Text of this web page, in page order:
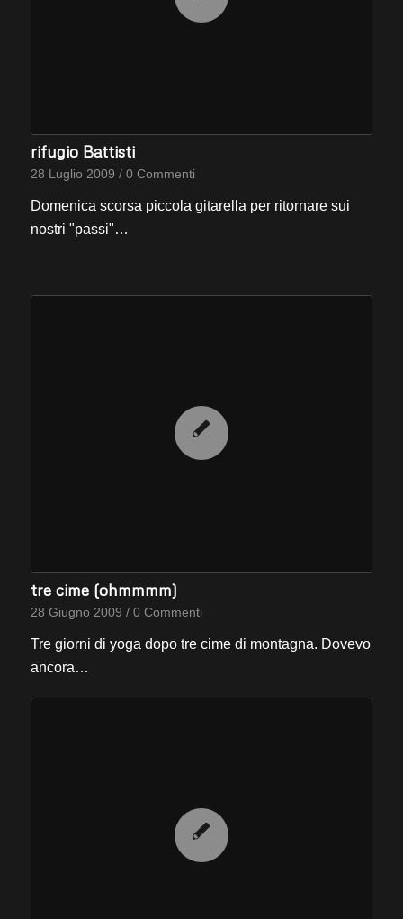
rifugio Battisti
28 Luglio 2009 / 0 Commenti
Domenica scorsa piccola gitarella per ritornare sui
nostri "passi"…
tre cime (ohmmmm)
28 Giugno 2009 / 0 Commenti
Tre giorni di yoga dopo tre cime di montagna. Dovevo
ancora…